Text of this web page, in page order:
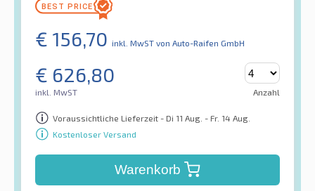
€ 156,70 inkl. MwST von Auto-Raifen GmbH
€ 626,80
inkl. MwST Anzahl
Voraussichtliche Lieferzeit - Di 11 Aug. - Fr. 14 Aug.
Kostenloser Versand
Warenkorb